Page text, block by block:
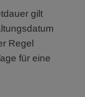
gilt
Regel
für eine